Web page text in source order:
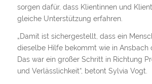
sorgen dafür, dass Klientinnen und
gleiche Unterstützung erfahren.
„Damit ist sichergestellt, dass ein
dieselbe Hilfe bekommt wie in Ansbach
Das war ein großer Schritt in Richtung
und Verlässlichkeit“, betont Sylvia Vogt.